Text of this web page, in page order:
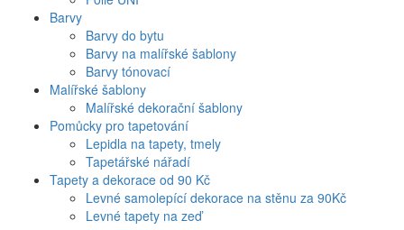
Barvy
Barvy do bytu
Barvy na malířské šablony
Barvy tónovací
Malířské šablony
Malířské dekorační šablony
Pomůcky pro tapetování
Lepidla na tapety, tmely
Tapetářské nářadí
Tapety a dekorace od 90 Kč
Levné samolepící dekorace na stěnu za 90Kč
Levné tapety na zeď